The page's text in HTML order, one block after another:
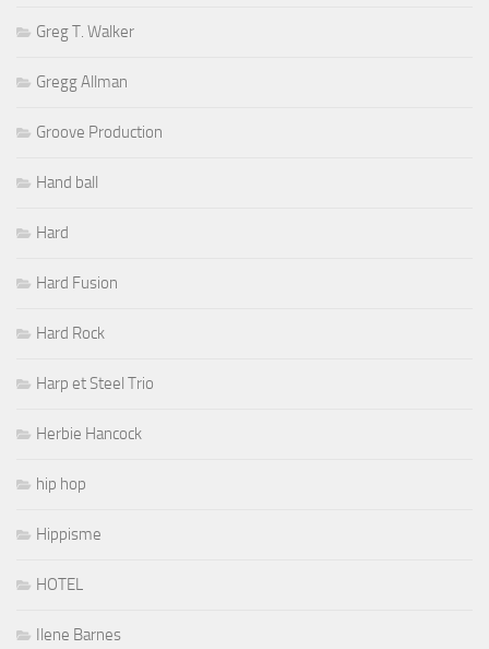
Greg T. Walker
Gregg Allman
Groove Production
Hand ball
Hard
Hard Fusion
Hard Rock
Harp et Steel Trio
Herbie Hancock
hip hop
Hippisme
HOTEL
Ilene Barnes